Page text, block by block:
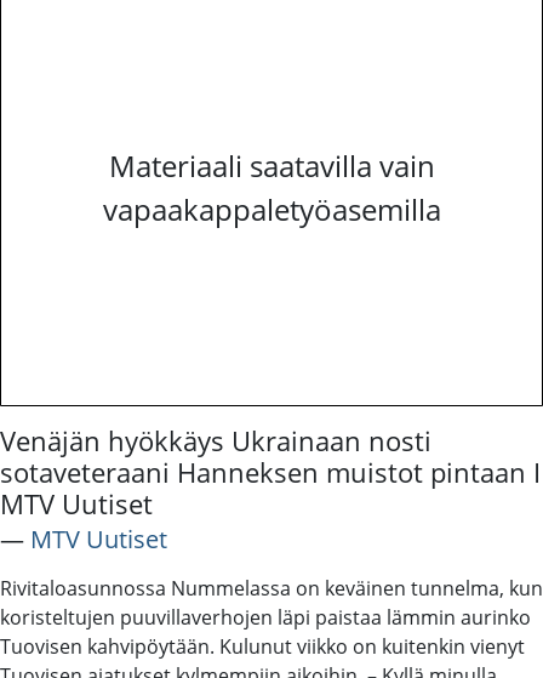
Materiaali saatavilla vain
vapaakappaletyöasemilla
Venäjän hyökkäys Ukrainaan nosti
sotaveteraani Hanneksen muistot pintaan I
MTV Uutiset
― MTV Uutiset
Rivitaloasunnossa Nummelassa on keväinen tunnelma, kun
koristeltujen puuvillaverhojen läpi paistaa lämmin aurinko
Tuovisen kahvipöytään. Kulunut viikko on kuitenkin vienyt